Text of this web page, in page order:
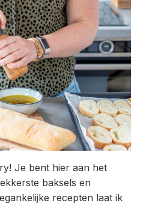
Je bent hier aan het
baksels en
recepten laat ik